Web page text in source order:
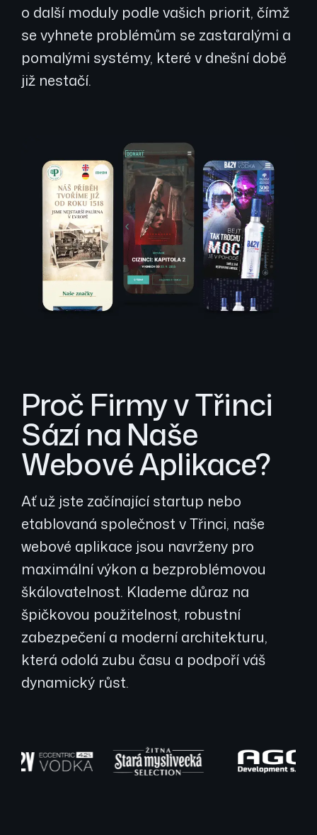
o další moduly podle vašich priorit, čímž
se vyhnete problémům se zastaralými a
pomalými systémy, které v dnešní době
již nestačí.
Proč Firmy v Třinci
Sází na Naše
Webové Aplikace?
Ať už jste začínající startup nebo
etablovaná společnost v Třinci, naše
webové aplikace jsou navrženy pro
maximální výkon a bezproblémovou
škálovatelnost. Klademe důraz na
špičkovou použitelnost, robustní
zabezpečení a moderní architekturu,
která odolá zubu času a podpoří váš
dynamický růst.